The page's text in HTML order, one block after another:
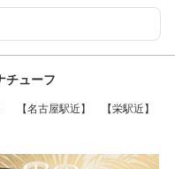
チューフ
名古屋駅近】 【栄駅近】